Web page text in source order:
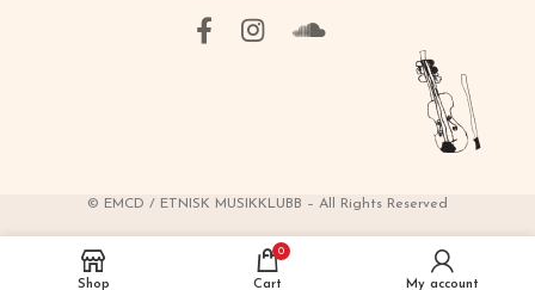
© EMCD / ETNISK MUSIKKLUBB – All Rights Reserved
Shop
0
Cart My account